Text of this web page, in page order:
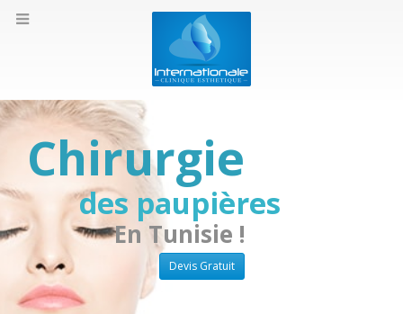
Chirurgie
des paupières
En Tunisie !
Devis Gratuit